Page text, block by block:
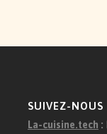
SUIVEZ-NOUS
La-cuisine.tech :